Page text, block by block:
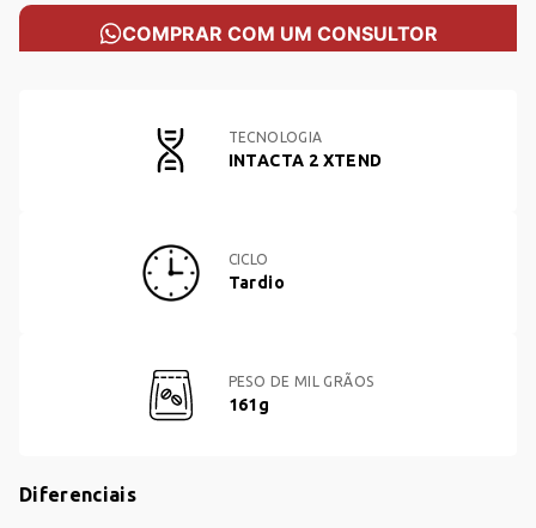
COMPRAR COM UM CONSULTOR
TECNOLOGIA
INTACTA 2 XTEND
CICLO
Tardio
PESO DE MIL GRÃOS
161g
Diferenciais